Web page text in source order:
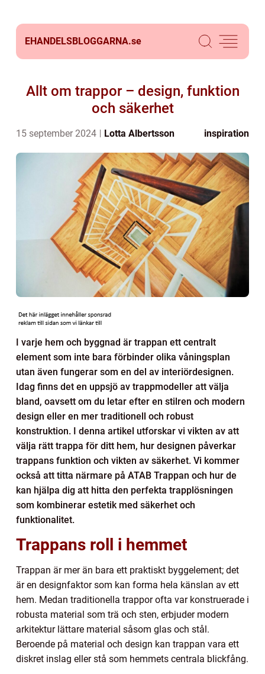
EHANDELSBLOGGARNA.se
Allt om trappor – design, funktion
och säkerhet
15 september 2024 Lotta Albertsson inspiration
I varje hem och byggnad är trappan ett centralt
element som inte bara förbinder olika våningsplan
utan även fungerar som en del av interiördesignen.
Idag finns det en uppsjö av trappmodeller att välja
bland, oavsett om du letar efter en stilren och modern
design eller en mer traditionell och robust
konstruktion. I denna artikel utforskar vi vikten av att
välja rätt trappa för ditt hem, hur designen påverkar
trappans funktion och vikten av säkerhet. Vi kommer
också att titta närmare på ATAB Trappan och hur de
kan hjälpa dig att hitta den perfekta trapplösningen
som kombinerar estetik med säkerhet och
funktionalitet.
Trappans roll i hemmet
Trappan är mer än bara ett praktiskt byggelement; det
är en designfaktor som kan forma hela känslan av ett
hem. Medan traditionella trappor ofta var konstruerade i
robusta material som trä och sten, erbjuder modern
arkitektur lättare material såsom glas och stål.
Beroende på material och design kan trappan vara ett
diskret inslag eller stå som hemmets centrala blickfång.